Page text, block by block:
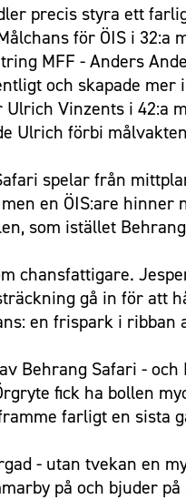
precis styra ett
för ÖIS i
MFF - Anders
och skapade
Vinzents i 42:a
Ulrich förbi
spelar från
en ÖIS:are
som istället
chansfattigare.
gå in för att
en frispark i
Behrang Safari -
fick ha bollen
farligt en sista
- utan tvekan en
på och bjuder